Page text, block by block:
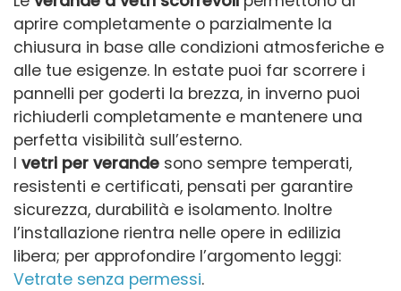
aprire completamente o parzialmente la
chiusura in base alle condizioni atmosferiche e
alle tue esigenze. In estate puoi far scorrere i
pannelli per goderti la brezza, in inverno puoi
richiuderli completamente e mantenere una
perfetta visibilità sull’esterno.
I vetri per verande sono sempre temperati,
resistenti e certificati, pensati per garantire
sicurezza, durabilità e isolamento. Inoltre
l’installazione rientra nelle opere in edilizia
libera; per approfondire l’argomento leggi:
Vetrate senza permessi.